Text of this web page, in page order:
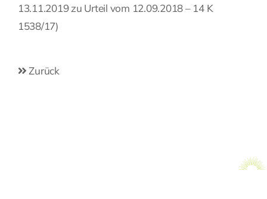
13.11.2019 zu Urteil vom 12.09.2018 – 14 K
1538/17)
Zurück